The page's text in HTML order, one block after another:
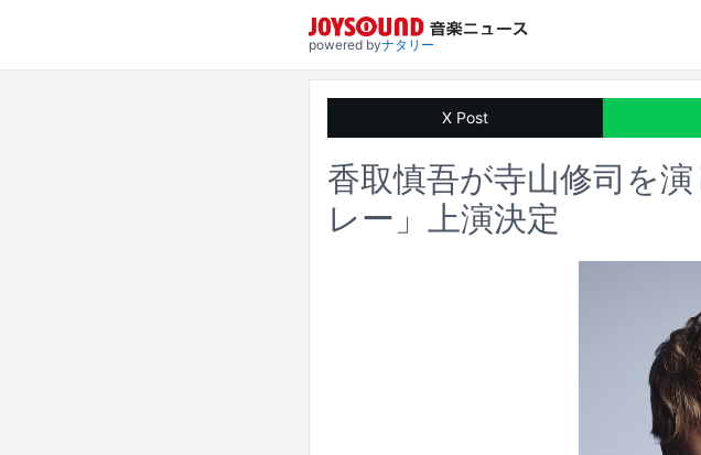
powered byナタリー
X Post
香取慎吾が寺山修司を
レー」上演決定